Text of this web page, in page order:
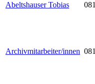
Abeltshauser Tobias
Archivmitarbeiter/innen